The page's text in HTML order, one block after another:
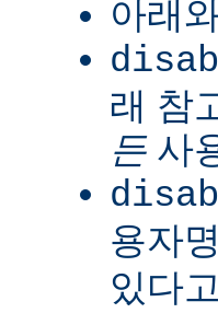
아래
래 참
든사
용자
있다